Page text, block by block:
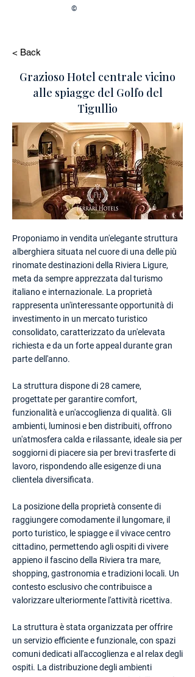
©
< Back
Grazioso Hotel centrale vicino
alle spiagge del Golfo del
Tigullio
Proponiamo in vendita un'elegante struttura
alberghiera situata nel cuore di una delle più
rinomate destinazioni della Riviera Ligure,
meta da sempre apprezzata dal turismo
italiano e internazionale. La proprietà
rappresenta un'interessante opportunità di
investimento in un mercato turistico
consolidato, caratterizzato da un'elevata
richiesta e da un forte appeal durante gran
parte dell'anno.
La struttura dispone di 28 camere,
progettate per garantire comfort,
funzionalità e un'accoglienza di qualità. Gli
ambienti, luminosi e ben distribuiti, offrono
un'atmosfera calda e rilassante, ideale sia per
soggiorni di piacere sia per brevi trasferte di
lavoro, rispondendo alle esigenze di una
clientela diversificata.
La posizione della proprietà consente di
raggiungere comodamente il lungomare, il
porto turistico, le spiagge e il vivace centro
cittadino, permettendo agli ospiti di vivere
appieno il fascino della Riviera tra mare,
shopping, gastronomia e tradizioni locali. Un
contesto esclusivo che contribuisce a
valorizzare ulteriormente l'attività ricettiva.
La struttura è stata organizzata per offrire
un servizio efficiente e funzionale, con spazi
comuni dedicati all'accoglienza e al relax degli
ospiti. La distribuzione degli ambienti